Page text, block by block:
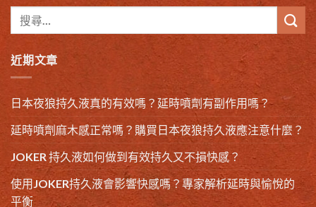
近期文章
日本夜狼持久液真的有效嗎？延時噴劑有副作用嗎？
延時噴劑麻木感正常嗎？購買日本夜狼持久液應注意什麼？
JOKER 持久液如何做到有效持久又不損快感？
使用JOKER持久液會影響快感嗎？專家解析延時與愉悅的
平衡